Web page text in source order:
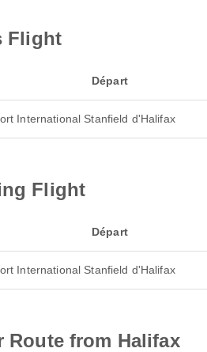
Flight
Départ
International Stanfield d'Halifax
Flight
Départ
International Stanfield d'Halifax
Route from Halifax